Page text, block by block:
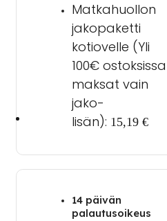
Matkahuollon
jakopaketti
kotiovelle (Yli
100€ ostoksissa
maksat vain
jako-
lisän): 15,19 €
14 päivän
palautusoikeus